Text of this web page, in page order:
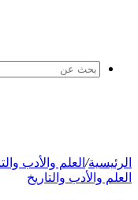
الرئيسية/ العلم والأدب
العلم والأدب والتاريخ